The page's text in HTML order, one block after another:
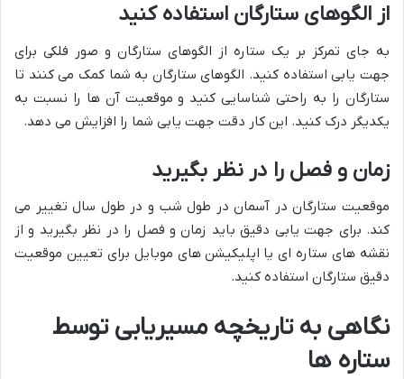
از الگوهای ستارگان استفاده کنید
به جای تمرکز بر یک ستاره از الگوهای ستارگان و صور فلکی برای
جهت یابی استفاده کنید. الگوهای ستارگان به شما کمک می کنند تا
ستارگان را به راحتی شناسایی کنید و موقعیت آن ها را نسبت به
یکدیگر درک کنید. این کار دقت جهت یابی شما را افزایش می دهد.
زمان و فصل را در نظر بگیرید
موقعیت ستارگان در آسمان در طول شب و در طول سال تغییر می
کند. برای جهت یابی دقیق باید زمان و فصل را در نظر بگیرید و از
نقشه های ستاره ای یا اپلیکیشن های موبایل برای تعیین موقعیت
دقیق ستارگان استفاده کنید.
نگاهی به تاریخچه مسیریابی توسط
ستاره ها